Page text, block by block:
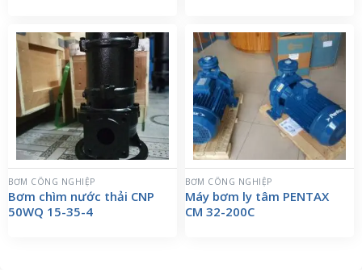
BƠM CÔNG NGHIỆP
Bơm chìm nước thải CNP
50WQ 15-35-4
BƠM CÔNG NGHIỆP
Máy bơm ly tâm PENTAX
CM 32-200C